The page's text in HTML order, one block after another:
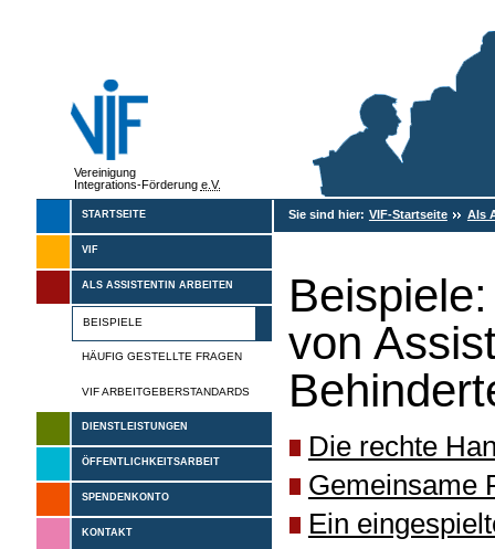
Vereinigung
Integrations-Förderung e.V.
STARTSEITE
VIF
ALS ASSISTENTIN ARBEITEN
BEISPIELE
HÄUFIG GESTELLTE FRAGEN
VIF ARBEITGEBERSTANDARDS
DIENSTLEISTUNGEN
ÖFFENTLICHKEITSARBEIT
SPENDENKONTO
KONTAKT
Sie sind hier: VIF-Startseite Als
von
Die rechte
Gemeinsame
Ein